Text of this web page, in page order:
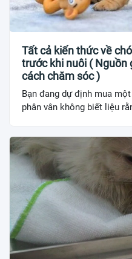
Tất cả kiến thức về
trước khi nuôi ( Nguồn
cách chăm sóc )
Bạn đang dự định mua
phân vân không biết liệu